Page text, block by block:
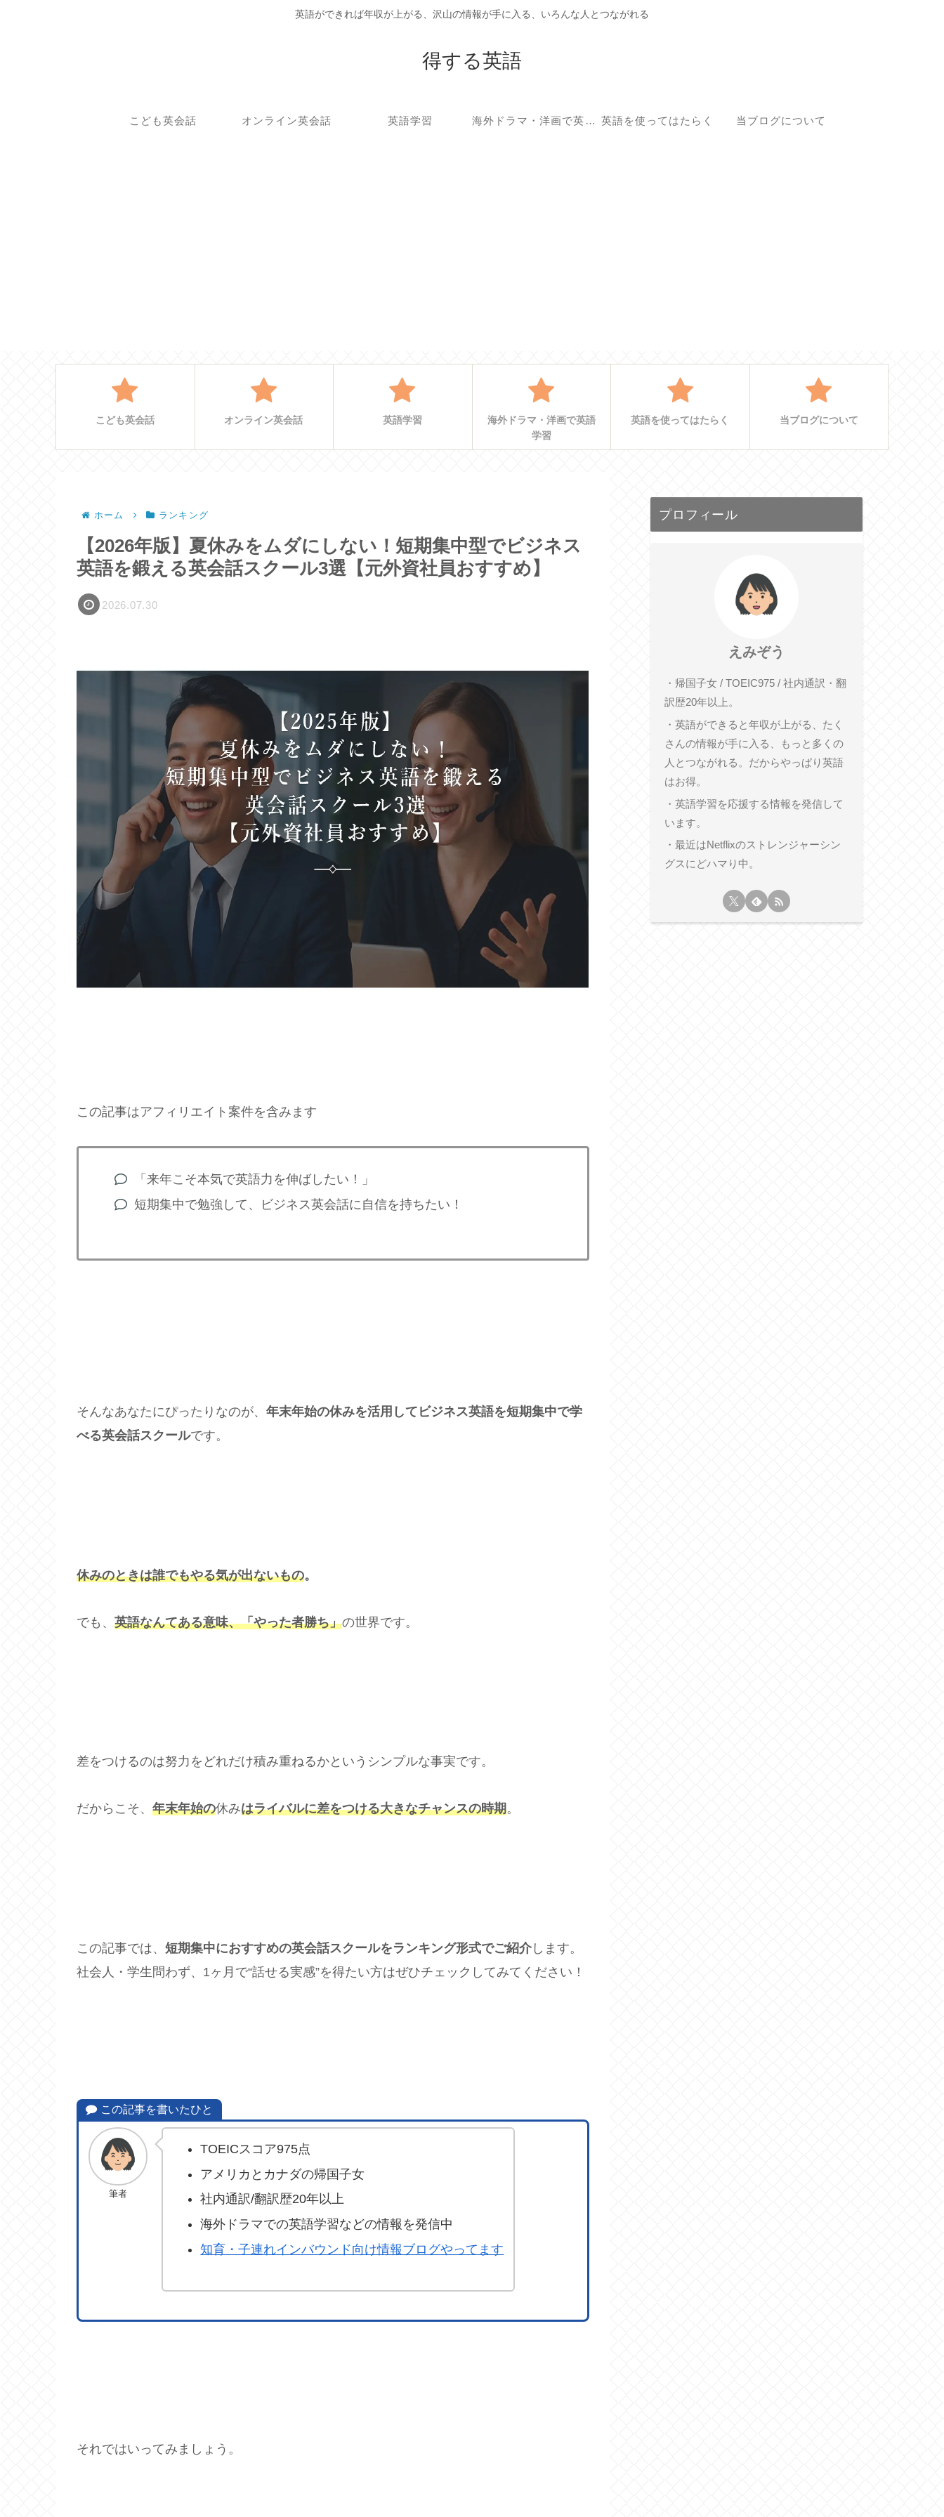
英語ができれば年収が上がる、沢山の情報が手に入る、いろんな人とつながれる
得する英語
こども英会話 オンライン英会話 英語学習 海外ドラマ・洋画で英語学習 英語を使ってはたらく 当ブログについて
こども英会話 オンライン英会話 英語学習
海外ドラマ・洋画で英語
学習
英語を使ってはたらく 当ブログについて
ホーム ランキング
【2026年版】夏休みをムダにしない！短期集中型でビジネス
英語を鍛える英会話スクール3選【元外資社員おすすめ】
2026.07.30
この記事はアフィリエイト案件を含みます
「来年こそ本気で英語力を伸ばしたい！」
短期集中で勉強して、ビジネス英会話に自信を持ちたい！
そんなあなたにぴったりなのが、 年末年始の休みを活用してビジネス英語を短期集中で学
べる英会話スクールです。
休みのときは誰でもやる気が出ないもの。
でも、 英語なんてある意味、「やった者勝ち」の世界です。
差をつけるのは努力をどれだけ積み重ねるかというシンプルな事実です。
だからこそ、 年末年始の休みはライバルに差をつける大きなチャンスの時期。
この記事では、 短期集中におすすめの英会話スクールをランキング形式でご紹介します。
社会人・学生問わず、1ヶ月で“話せる実感”を得たい方はぜひチェックしてみてください！
この記事を書いたひと
筆者
TOEICスコア975点
アメリカとカナダの帰国子女
社内通訳/翻訳歴20年以上
海外ドラマでの英語学習などの情報を発信中
知育・子連れインバウンド向け情報ブログやってます
それではいってみましょう。
プロフィール
えみぞう
・帰国子女 / TOEIC975 / 社内通訳・翻
訳歴20年以上。
・英語ができると年収が上がる、たく
さんの情報が手に入る、もっと多くの
人とつながれる。だからやっぱり英語
はお得。
・英語学習を応援する情報を発信して
います。
・最近はNetflixのストレンジャーシン
グスにどハマり中。